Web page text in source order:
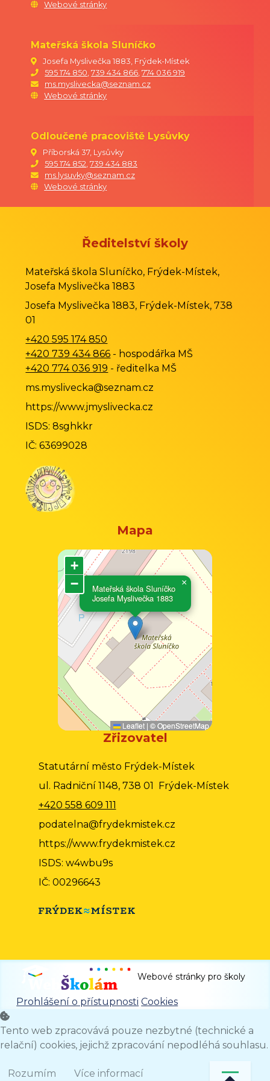
Webové stránky
Mateřská škola Sluníčko
Josefa Myslivečka 1883, Frýdek-Místek
595 174 850 ,739 434 866 ,774 036 919
ms.myslivecka@seznam.cz
Webové stránky
Odloučené pracoviště Lysůvky
Příborská 37, Lysůvky
595 174 852 ,739 434 883
ms.lysuvky@seznam.cz
Webové stránky
Ředitelství školy
Mateřská škola Sluníčko, Frýdek-Místek,
Josefa Myslivečka 1883
Josefa Myslivečka 1883, Frýdek-Místek, 738
01
+420 595 174 850
+420 739 434 866 - hospodářka MŠ
+420 774 036 919 - ředitelka MŠ
ms.myslivecka@seznam.cz
https://www.jmyslivecka.cz
ISDS: 8sghkkr
IČ: 63699028
Mapa
Mateřská škola Sluníčko
Josefa Myslivečka 1883
×
+
−
Leaflet | ©OpenStreetMap
Zřizovatel
Statutární město Frýdek-Místek
ul. Radniční 1148, 738 01 Frýdek-Místek
+420 558 609 111
podatelna@frydekmistek.cz
https://www.frydekmistek.cz
ISDS: w4wbu9s
IČ: 00296643
Webové stránky pro školy
Prohlášení o přístupnosti Cookies